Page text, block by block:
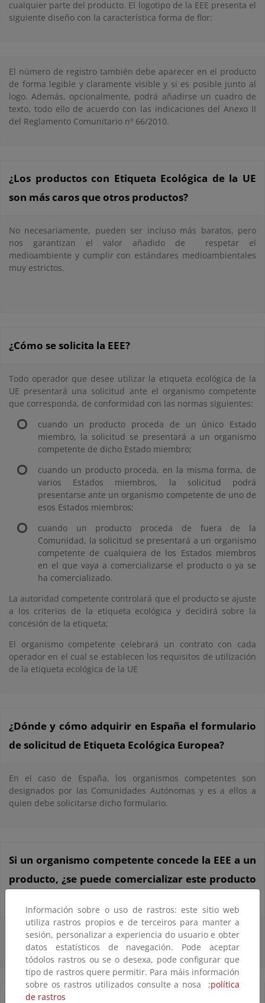
cualquier parte del producto. El logotipo de la EEE presenta el
siguiente diseño con la característica forma de flor:
El número de registro también debe aparecer en el producto
de forma legible y claramente visible y si es posible junto al
logo. Además, opcionalmente, podrá añadirse un cuadro de
texto, todo ello de acuerdo con las indicaciones del Anexo II
del Reglamento Comunitario nº 66/2010.
¿Los productos con Etiqueta Ecológica de la UE
son más caros que otros productos?
No necesariamente, pueden ser incluso más baratos, pero
nos garantizan el valor añadido de respetar el
medioambiente y cumplir con estándares medioambientales
muy estrictos.
¿Cómo se solicita la EEE?
Todo operador que desee utilizar la etiqueta ecológica de la
UE presentará una solicitud ante el organismo competente
que corresponda, de conformidad con las normas siguientes:
cuando un producto proceda de un único Estado
miembro, la solicitud se presentará a un organismo
competente de dicho Estado miembro;
cuando un producto proceda, en la misma forma, de
varios Estados miembros, la solicitud podrá
presentarse ante un organismo competente de uno de
esos Estados miembros;
cuando un producto proceda de fuera de la
Comunidad, la solicitud se presentará a un organismo
competente de cualquiera de los Estados miembros
en el que vaya a comercializarse el producto o ya se
ha comercializado.
La autoridad competente controlará que el producto se ajuste
a los criterios de la etiqueta ecológica y decidirá sobre la
concesión de la etiqueta;
El organismo competente celebrará un contrato con cada
operador en el cual se establecen los requisitos de utilización
de la etiqueta ecológica de la UE
¿Dónde y cómo adquirir en España el formulario
de solicitud de Etiqueta Ecológica Europea?
En el caso de España, los organismos competentes son
designados por las Comunidades Autónomas y es a ellos a
quien debe solicitarse dicho formulario.
Si un organismo competente concede la EEE a un
producto, ¿se puede comercializar este producto
Sí. Además se podrá vender en los países del Área Económica
Europea. Noruega, Islandia y Liechtenstein).
Información sobre o uso de rastros: este sitio web
utiliza rastros propios e de terceiros para manter a
sesión, personalizar a experiencia do usuario e obter
datos estatísticos de navegación. Pode aceptar
tódolos rastros ou se o desexa, pode configurar que
tipo de rastros quere permitir. Para máis información
sobre os rastros utilizados consulte a nosa ;política
de rastros